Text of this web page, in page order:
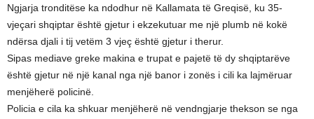
Ngjarja tronditëse ka ndodhur në Kallamata të Greqisë, ku 35-
vjeçari shqiptar është gjetur i ekzekutuar me një plumb në kokë
ndërsa djali i tij vetëm 3 vjeç është gjetur i therur.
Sipas mediave greke makina e trupat e pajetë të dy shqiptarëve
është gjetur në një kanal nga një banor i zonës i cili ka lajmëruar
menjëherë policinë.
Policia e cila ka shkuar menjëherë në vendngjarje thekson se nga